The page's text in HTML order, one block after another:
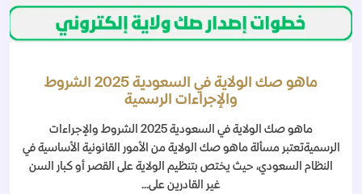
ماهو صك الولاية في السعودية 2025 الشروط
والإجراءات الرسمية
ماهو صك الولاية في السعودية 2025 الشروط والإجراءات
الرسميةتعتبر مسألة ماهو صك الولاية من الأمور القانونية الأساسية في
النظام السعودي، حيث يختص بتنظيم الولاية على القصر أو كبار السن
غير القادرين على...